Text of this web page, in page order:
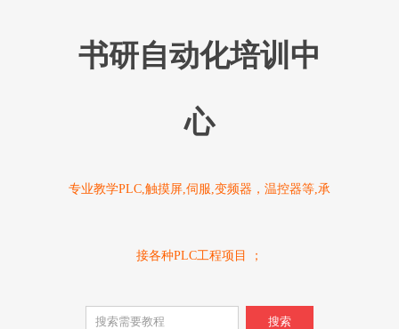
书研自动化培训中
心
专业教学PLC,触摸屏,伺服,变频器，温控器等,承
接各种PLC工程项目 ；
搜索